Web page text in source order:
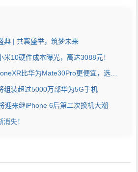
典 | 共襄盛举，筑梦未来
米10硬件成本曝光，高达3088元！
比华为Mate30Pro更便宜，选择让人纠结
组装超过5000万部华为5G手机
迎来继iPhone 6后第二次换机大潮
失！